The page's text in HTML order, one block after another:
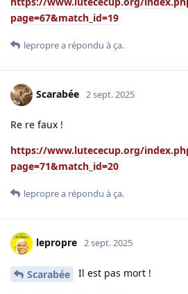
page=67&match_id=19
leproprea répondu à ça.
Scarabée 2 sept. 2025
Re re faux !
https://www.lutececup.org/
page=71&match_id=20
leproprea répondu à ça.
lepropre 2 sept. 2025
Scarabée Il est pas mort !